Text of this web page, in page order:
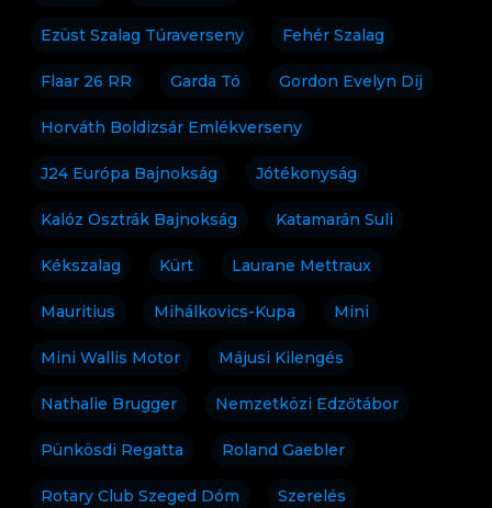
Ezüst Szalag Túraverseny Fehér Szalag
Flaar 26 RR Garda Tó Gordon Evelyn Díj
Horváth Boldizsár Emlékverseny
J24 Európa Bajnokság Jótékonyság
Kalóz Osztrák Bajnokság Katamarán Suli
Kékszalag Kürt Laurane Mettraux
Mauritius Mihálkovics-Kupa Mini
Mini Wallis Motor Májusi Kilengés
Nathalie Brugger Nemzetközi Edzőtábor
Pünkösdi Regatta Roland Gaebler
Rotary Club Szeged Dóm Szerelés